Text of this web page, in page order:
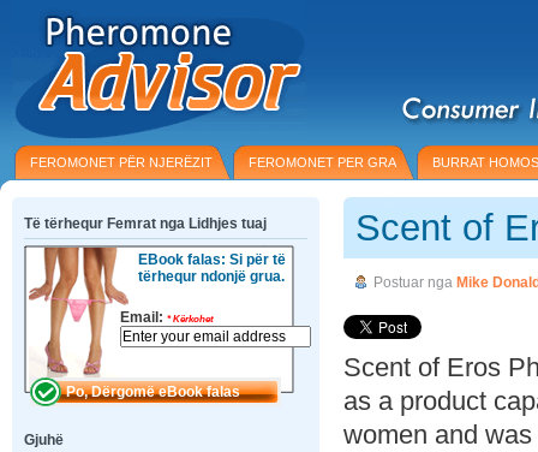
FEROMONET PËR NJERËZIT FEROMONET PER GRA BURRAT
Scent of
Postuar nga Mike
Scent of Eros
as a product
women and
Të tërhequr Femrat nga Lidhjes tuaj
EBook falas: Si për të
tërhequr ndonjë grua.
Email: *Kërkohet
Gjuhë